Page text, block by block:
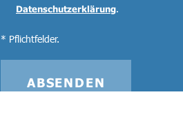
Datenschutzerklärung.
* Pflichtfelder.
ABSENDEN